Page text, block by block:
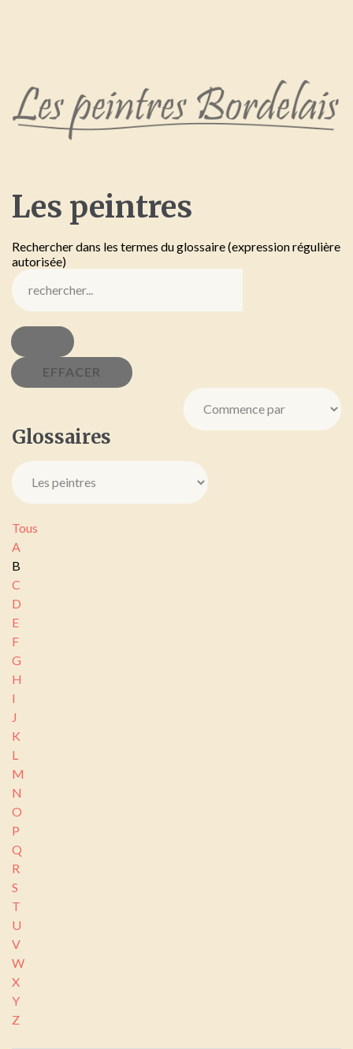
Les peintres
Rechercher dans les termes du glossaire (expression régulière
autorisée)
Glossaires
Tous
A
B
C
D
E
F
G
H
I
J
K
L
M
N
O
P
Q
R
S
T
U
V
W
X
Y
Z